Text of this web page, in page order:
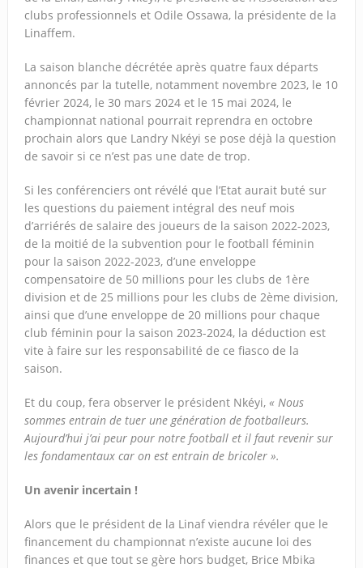
clubs professionnels et Odile Ossawa, la présidente de la
Linaffem.
La saison blanche décrétée après quatre faux départs
annoncés par la tutelle, notamment novembre 2023, le 10
février 2024, le 30 mars 2024 et le 15 mai 2024, le
championnat national pourrait reprendra en octobre
prochain alors que Landry Nkéyi se pose déjà la question
de savoir si ce n’est pas une date de trop.
Si les conférenciers ont révélé que l’Etat aurait buté sur
les questions du paiement intégral des neuf mois
d’arriérés de salaire des joueurs de la saison 2022-2023,
de la moitié de la subvention pour le football féminin
pour la saison 2022-2023, d’une enveloppe
compensatoire de 50 millions pour les clubs de 1ère
division et de 25 millions pour les clubs de 2ème division,
ainsi que d’une enveloppe de 20 millions pour chaque
club féminin pour la saison 2023-2024, la déduction est
vite à faire sur les responsabilité de ce fiasco de la
saison.
Et du coup, fera observer le président Nkéyi, « Nous
sommes entrain de tuer une génération de footballeurs.
Aujourd’hui j’ai peur pour notre football et il faut revenir sur
les fondamentaux car on est entrain de bricoler ».
Un avenir incertain !
Alors que le président de la Linaf viendra révéler que le
financement du championnat n’existe aucune loi des
finances et que tout se gère hors budget, Brice Mbika